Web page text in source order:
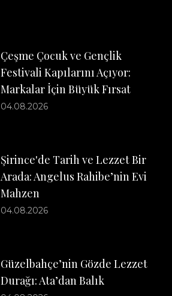
Çeşme Çocuk ve Gençlik
Festivali Kapılarını Açıyor:
Markalar İçin Büyük Fırsat
04.08.2026
Şirince'de Tarih ve Lezzet Bir
Arada: Angelus Rahibe’nin Evi
Mahzen
04.08.2026
Güzelbahçe’nin Gözde Lezzet
Durağı: Ata’dan Balık